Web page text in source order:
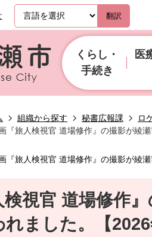
翻訳
くらし・
手続き
医
組織から探す 秘書広報課 ロ
『旅人検視官 道場修作』の撮影が綾
『旅人検視官 道場修作』の撮影が綾
検視官 道場修作
ました。【2026